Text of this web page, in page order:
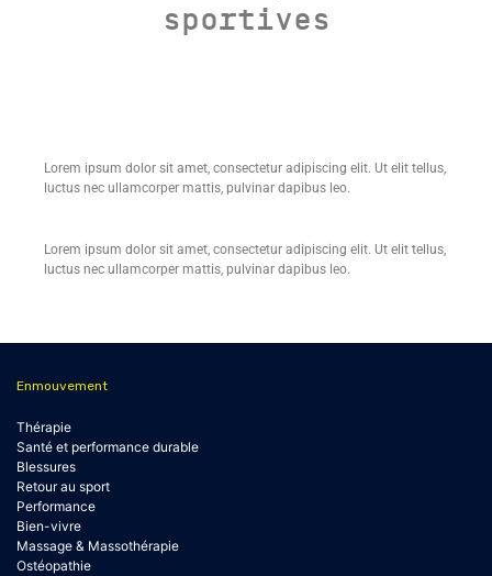
sportives
Lorem ipsum dolor sit amet, consectetur adipiscing elit. Ut elit tellus,
luctus nec ullamcorper mattis, pulvinar dapibus leo.
Lorem ipsum dolor sit amet, consectetur adipiscing elit. Ut elit tellus,
luctus nec ullamcorper mattis, pulvinar dapibus leo.
Enmouvement
Thérapie
Santé et performance durable
Blessures
Retour au sport
Performance
Bien-vivre
Massage & Massothérapie
Ostéopathie